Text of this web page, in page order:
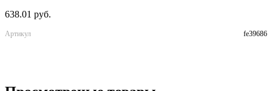
638.01 руб.
Артикул fe39686